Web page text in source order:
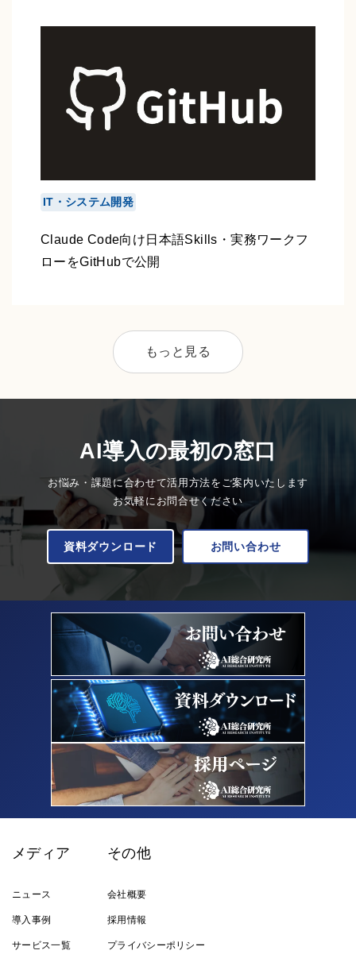
IT・システム開発
Claude Code向け日本語Skills・実務ワークフ
ローをGitHubで公開
もっと見る
AI導入の最初の窓口
お悩み・課題に合わせて活用方法をご案内いたします
お気軽にお問合せください
資料ダウンロード お問い合わせ
メディア
ニュース
導入事例
サービス一覧
その他
会社概要
採用情報
プライバシーポリシー